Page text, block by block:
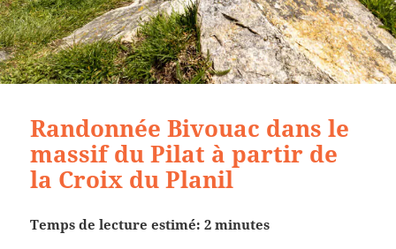
Randonnée Bivouac dans le
massif du Pilat à partir de
la Croix du Planil
Temps de lecture estimé: 2 minutes